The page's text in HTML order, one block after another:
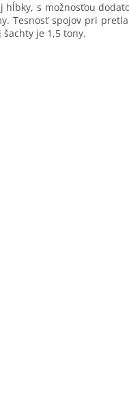
s možnosťou
Tesnosť spojov pri
je 1,5 tony.